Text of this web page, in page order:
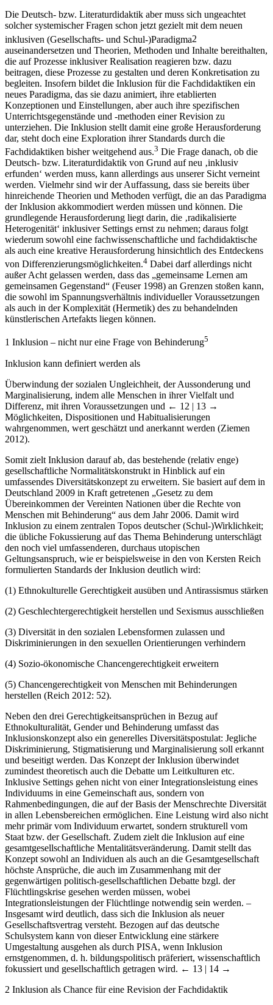
Die Deutsch- bzw. Literaturdidaktik aber muss sich ungeachtet
solcher systemischer Fragen schon jetzt gezielt mit dem neuen
inklusiven (Gesellschafts- und Schul-)Paradigma2
auseinandersetzen und Theorien, Methoden und Inhalte bereithalten,
die auf Prozesse inklusiver Realisation reagieren bzw. dazu
beitragen, diese Prozesse zu gestalten und deren Konkretisation zu
begleiten. Insofern bildet die Inklusion für die Fachdidaktiken ein
neues Paradigma, das sie dazu animiert, ihre etablierten
Konzeptionen und Einstellungen, aber auch ihre spezifischen
Unterrichtsgegenstände und -methoden einer Revision zu
unterziehen. Die Inklusion stellt damit eine große Herausforderung
dar, steht doch eine Exploration ihrer Standards durch die
Fachdidaktiken bisher weitgehend aus.3 Die Frage danach, ob die
Deutsch- bzw. Literaturdidaktik von Grund auf neu ‚inklusiv
erfunden‘ werden muss, kann allerdings aus unserer Sicht verneint
werden. Vielmehr sind wir der Auffassung, dass sie bereits über
hinreichende Theorien und Methoden verfügt, die an das Paradigma
der Inklusion akkommodiert werden müssen und können. Die
grundlegende Herausforderung liegt darin, die ‚radikalisierte
Heterogenität‘ inklusiver Settings ernst zu nehmen; daraus folgt
wiederum sowohl eine fachwissenschaftliche und fachdidaktische
als auch eine kreative Herausforderung hinsichtlich des Entdeckens
von Differenzierungsmöglichkeiten.4 Dabei darf allerdings nicht
außer Acht gelassen werden, dass das „gemeinsame Lernen am
gemeinsamen Gegenstand“ (Feuser 1998) an Grenzen stoßen kann,
die sowohl im Spannungsverhältnis individueller Voraussetzungen
als auch in der Komplexität (Hermetik) des zu behandelnden
künstlerischen Artefakts liegen können.
1 Inklusion – nicht nur eine Frage von Behinderung5
Inklusion kann definiert werden als
Überwindung der sozialen Ungleichheit, der Aussonderung und
Marginalisierung, indem alle Menschen in ihrer Vielfalt und
Differenz, mit ihren Voraussetzungen und ← 12 | 13 →
Möglichkeiten, Dispositionen und Habitualisierungen
wahrgenommen, wert geschätzt und anerkannt werden (Ziemen
2012).
Somit zielt Inklusion darauf ab, das bestehende (relativ enge)
gesellschaftliche Normalitätskonstrukt in Hinblick auf ein
umfassendes Diversitätskonzept zu erweitern. Sie basiert auf dem in
Deutschland 2009 in Kraft getretenen „Gesetz zu dem
Übereinkommen der Vereinten Nationen über die Rechte von
Menschen mit Behinderung“ aus dem Jahr 2006. Damit wird
Inklusion zu einem zentralen Topos deutscher (Schul-)Wirklichkeit;
die übliche Fokussierung auf das Thema Behinderung unterschlägt
den noch viel umfassenderen, durchaus utopischen
Geltungsanspruch, wie er beispielsweise in den von Kersten Reich
formulierten Standards der Inklusion deutlich wird:
(1) Ethnokulturelle Gerechtigkeit ausüben und Antirassismus stärken
(2) Geschlechtergerechtigkeit herstellen und Sexismus ausschließen
(3) Diversität in den sozialen Lebensformen zulassen und
Diskriminierungen in den sexuellen Orientierungen verhindern
(4) Sozio-ökonomische Chancengerechtigkeit erweitern
(5) Chancengerechtigkeit von Menschen mit Behinderungen
herstellen (Reich 2012: 52).
Neben den drei Gerechtigkeitsansprüchen in Bezug auf
Ethnokulturalität, Gender und Behinderung umfasst das
Inklusionskonzept also ein generelles Diversitätspostulat: Jegliche
Diskriminierung, Stigmatisierung und Marginalisierung soll erkannt
und beseitigt werden. Das Konzept der Inklusion überwindet
zumindest theoretisch auch die Debatte um Leitkulturen etc.
Inklusive Settings gehen nicht von einer Integrationsleistung eines
Individuums in eine Gemeinschaft aus, sondern von
Rahmenbedingungen, die auf der Basis der Menschrechte Diversität
in allen Lebensbereichen ermöglichen. Eine Leistung wird also nicht
mehr primär vom Individuum erwartet, sondern strukturell vom
Staat bzw. der Gesellschaft. Zudem zielt die Inklusion auf eine
gesamtgesellschaftliche Mentalitätsveränderung. Damit stellt das
Konzept sowohl an Individuen als auch an die Gesamtgesellschaft
höchste Ansprüche, die auch im Zusammenhang mit der
gegenwärtigen politisch-gesellschaftlichen Debatte bzgl. der
Flüchtlingskrise gesehen werden müssen, wobei
Integrationsleistungen der Flüchtlinge notwendig sein werden. –
Insgesamt wird deutlich, dass sich die Inklusion als neuer
Gesellschaftsvertrag versteht. Bezogen auf das deutsche
Schulsystem kann von dieser Entwicklung eine stärkere
Umgestaltung ausgehen als durch PISA, wenn Inklusion
ernstgenommen, d. h. bildungspolitisch präferiert, wissenschaftlich
fokussiert und gesellschaftlich getragen wird. ← 13 | 14 →
2 Inklusion als Chance für eine Revision der Fachdidaktik